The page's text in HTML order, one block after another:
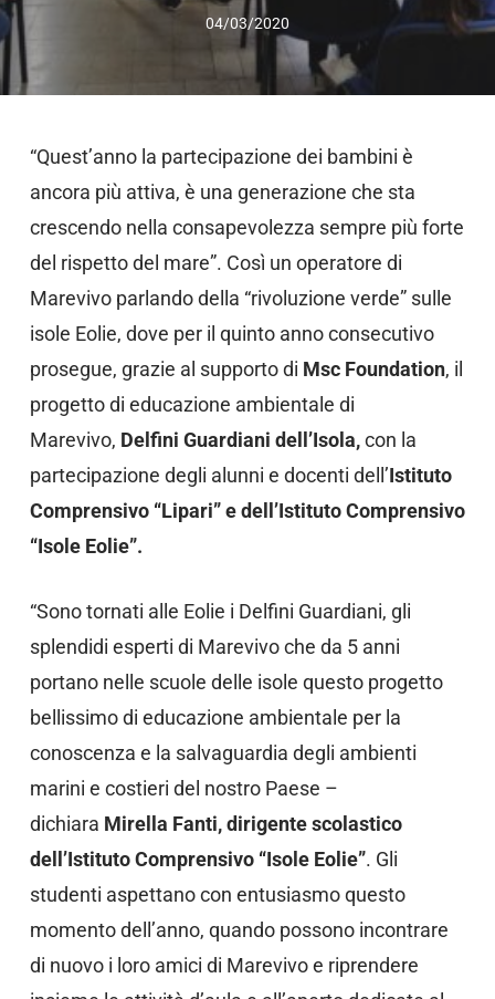
04/03/2020
“Quest’anno la partecipazione dei bambini è
ancora più attiva, è una generazione che sta
crescendo nella consapevolezza sempre più forte
del rispetto del mare”. Così un operatore di
Marevivo parlando della “rivoluzione verde” sulle
isole Eolie, dove per il quinto anno consecutivo
prosegue, grazie al supporto di Msc Foundation, il
progetto di educazione ambientale di
Marevivo, Delfini Guardiani dell’Isola,con la
partecipazione degli alunni e docenti dell’Istituto
Comprensivo “Lipari” e dell’Istituto Comprensivo
“Isole Eolie”.
“Sono tornati alle Eolie i Delfini Guardiani, gli
splendidi esperti di Marevivo che da 5 anni
portano nelle scuole delle isole questo progetto
bellissimo di educazione ambientale per la
conoscenza e la salvaguardia degli ambienti
marini e costieri del nostro Paese –
dichiara Mirella Fanti, dirigente scolastico
dell’Istituto Comprensivo “Isole Eolie”. Gli
studenti aspettano con entusiasmo questo
momento dell’anno, quando possono incontrare
di nuovo i loro amici di Marevivo e riprendere